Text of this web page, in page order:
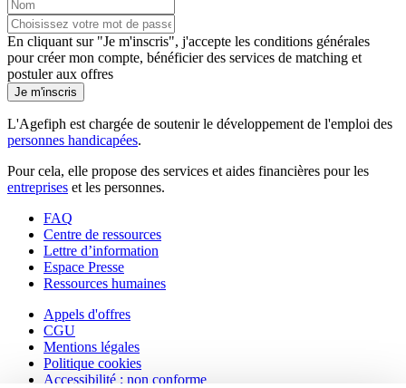
En cliquant sur "Je m'inscris", j'accepte les conditions générales
pour créer mon compte, bénéficier des services de matching et
postuler aux offres
Je m'inscris
L'Agefiph est chargée de soutenir le développement de l'emploi des
personnes handicapées.
Pour cela, elle propose des services et aides financières pour les
entreprises et les personnes.
FAQ
Centre de ressources
Lettre d’information
Espace Presse
Ressources humaines
Appels d'offres
CGU
Mentions légales
Politique cookies
Accessibilité : non conforme